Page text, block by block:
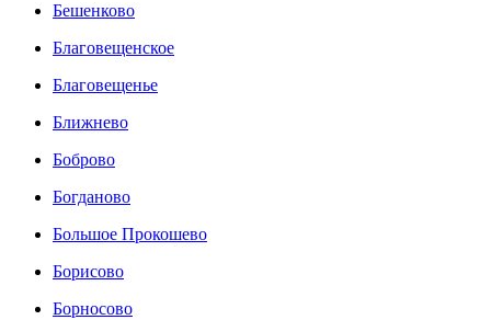
Бешенково
Благовещенское
Благовещенье
Ближнево
Боброво
Богданово
Большое Прокошево
Борисово
Борносово